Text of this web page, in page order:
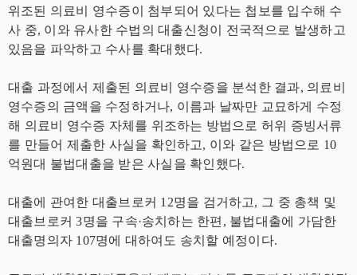
위조된 의료비 영수증이 첨부되어 있다는 첩보를 입수해 수
사 중, 이와 유사한 수법의 대출신청이 전국적으로 발생하고
있음을 파악하고 수사를 확대했다.
대출 과정에서 제출된 의료비 영수증을 분석한 결과, 의료비
영수증의 금액을 수정하거나, 이름과 날짜만 교묘하게 수정
해 의료비 영수증 자체를 위조하는 방법으로 허위 증빙서류
를 만들어 제출한 사실을 확인하고, 이와 같은 방법으로 10
억원대 불법대출을 받은 사실을 확인했다.
대출에 관여한 대출브로커 12명을 검거하고, 그 중 총책 및
대출브로커 3명을 구속·송치하는 한편, 불법대출에 가담한
대출명의자 107명에 대하여도 송치할 예정이다.